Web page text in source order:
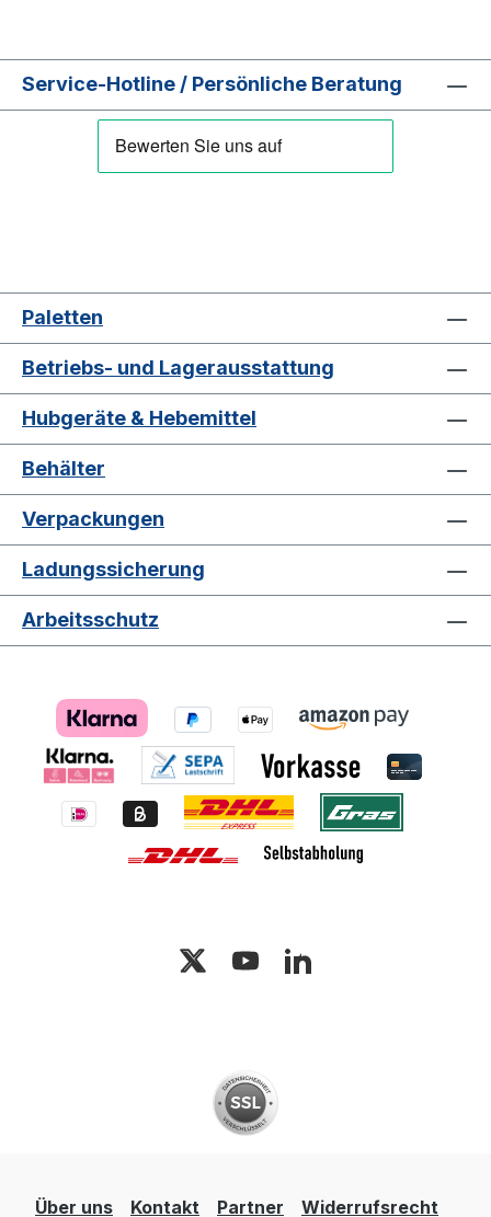
Service-Hotline / Persönliche Beratung
Paletten
Betriebs- und Lagerausstattung
Hubgeräte & Hebemittel
Behälter
Verpackungen
Ladungssicherung
Arbeitsschutz
Über uns Kontakt Partner Widerrufsrecht